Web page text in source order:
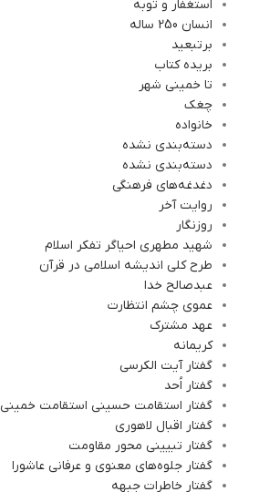
استغفار و توبه
انسان 250 ساله
برتبعید
بریده کتاب
تا خمینی شهر
چغک
خانواده
دسته‌بندی نشده
دسته‌بندی نشده
دغدغه‌های فرهنگی
روایت آخر
روزنگار
شهید مطهری احیاگر تفکر اسلام
طرح کلی اندیشه اسلامی در قرآن
عبدصالح خدا
عموی چشم انتظارت
عهد مشترک
کریمانه
گفتار آیت الکرسی
گفتار اُحد
گفتار استقامت حسینی استقامت خمینی
گفتار اقبال لاهوری
گفتار تبیینی محور مقاومت
گفتار جلوه‌های معنوی و عرفانی عاشورا
گفتار خاطرات جبهه